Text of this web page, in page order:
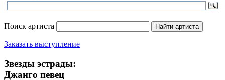
Поиск артиста
Заказать выступление
Звезды эстрады:
Джанго певец